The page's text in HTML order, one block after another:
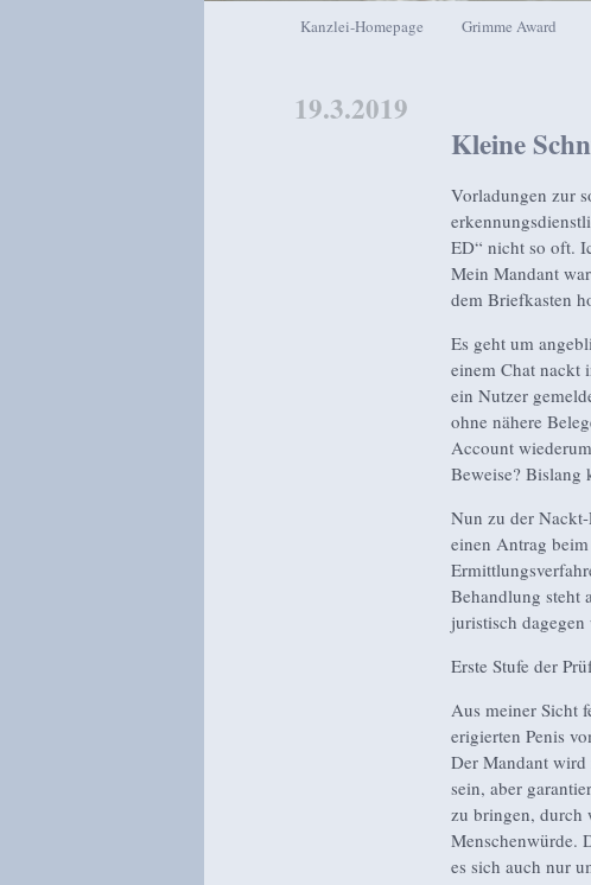
Zum Inhalt wechseln
Zum sekundären Inhalt wechseln
Kanzlei-Homepage Grimme Award
Kleine
19.3.2019
Vorladungen zur
ED“ nicht so oft.
Mein Mandant
dem Briefkasten
Es geht um
einem Chat nackt
ein Nutzer
ohne nähere
Account
Beweise? Bislang
Nun zu der
einen Antrag
Behandlung steht
juristisch
Erste Stufe der
Aus meiner Sicht
erigierten Penis
Der Mandant wird
sein, aber
zu bringen, durch
Menschenwürde.
es sich auch nur